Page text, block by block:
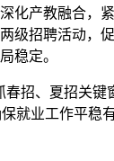
化产教融合，
级招聘活动，
稳定。
招、夏招关
就业工作平稳